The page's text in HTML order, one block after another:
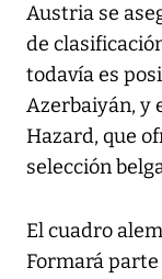
Austria se
de
todavía es
Azerbaiyán, y
Hazard, que
selección
El cuadro
Formará